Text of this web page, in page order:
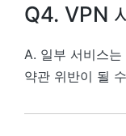
Q4. VPN
A. 일부 서비스는
약관 위반이 될